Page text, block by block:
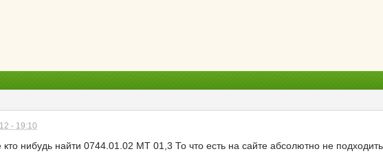
- 19:10
кто нибудь найти 0744.01.02 МТ 01,3 То что есть на сайте абсолютно не